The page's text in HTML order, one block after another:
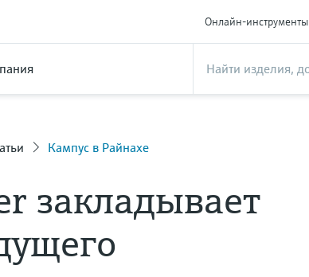
Онлайн-инструменты
Кампус в Райнахе
закладывает